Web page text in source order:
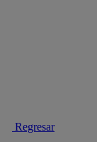
Regresar